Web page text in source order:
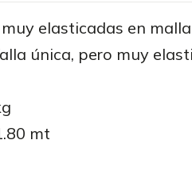
elasticadas en
única, pero muy
mt